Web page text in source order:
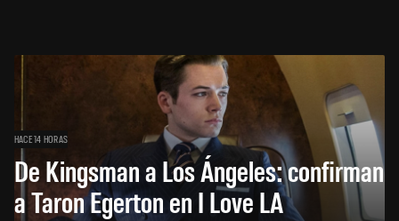
HACE 14 HORAS
De Kingsman a Los Ángeles: confirman
a Taron Egerton en I Love LA